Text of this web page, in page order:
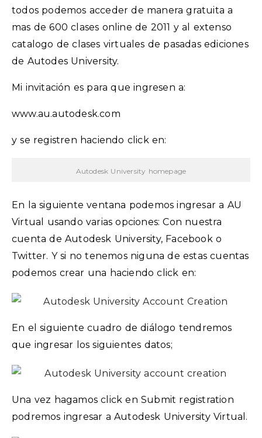
todos podemos acceder de manera gratuita a
mas de 600 clases online de 2011 y al extenso
catalogo de clases virtuales de pasadas ediciones
de Autodes University.
Mi invitación es para que ingresen a:
www.au.autodesk.com
y se registren haciendo click en:
Autodesk University homepage
En la siguiente ventana podemos ingresar a AU
Virtual usando varias opciones: Con nuestra
cuenta de Autodesk University, Facebook o
Twitter. Y si no tenemos niguna de estas cuentas
podemos crear una haciendo click en:
En el siguiente cuadro de diálogo tendremos
que ingresar los siguientes datos;
Una vez hagamos click en Submit registration
podremos ingresar a Autodesk University Virtual.